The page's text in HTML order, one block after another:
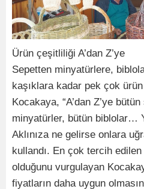
Ürün çeşitliliği A’dan Z’ye
Sepetten minyatürlere,
kaşıklara kadar pek çok ürün
Kocakaya, “A’dan Z’ye
minyatürler, bütün biblolar…
Aklınıza ne gelirse onlara
kullandı. En çok tercih
olduğunu vurgulayan
fiyatların daha uygun